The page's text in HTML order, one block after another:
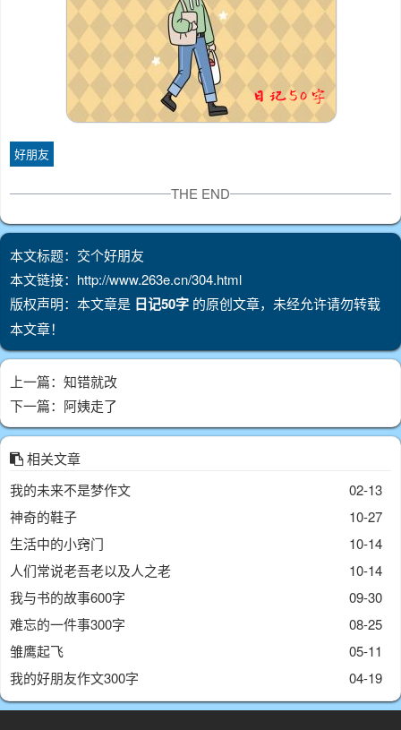
好朋友
THE END
本文标题：交个好朋友
本文链接：http://www.263e.cn/304.html
版权声明：本文章是 日记50字 的原创文章，未经允许请勿转载
本文章！
上一篇： 知错就改
下一篇： 阿姨走了
相关文章
02-13
我的未来不是梦作文
10-27
神奇的鞋子
10-14
生活中的小窍门
10-14
人们常说老吾老以及人之老
09-30
我与书的故事600字
08-25
难忘的一件事300字
05-11
雏鹰起飞
04-19
我的好朋友作文300字